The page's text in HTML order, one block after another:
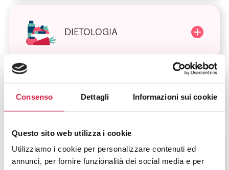
Consenso Dettagli Informazioni sui cookie
Questo sito web utilizza i cookie
Utilizziamo i cookie per personalizzare contenuti ed
annunci, per fornire funzionalità dei social media e per
DIETOLOGIA
DONNA
ALTRI SERVIZI